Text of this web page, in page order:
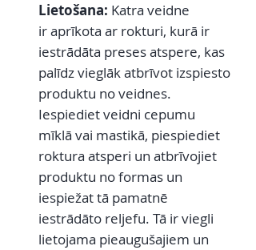
Lietošana: Katra veidne
ir aprīkota ar rokturi, kurā ir
iestrādāta preses atspere, kas
palīdz vieglāk atbrīvot izspiesto
produktu no veidnes.
Iespiediet veidni cepumu
mīklā vai mastikā, piespiediet
roktura atsperi un atbrīvojiet
produktu no formas un
iespiežat tā pamatnē
iestrādāto reljefu. Tā ir viegli
lietojama pieaugušajiem un